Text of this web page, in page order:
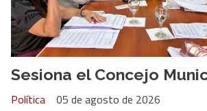
Sesiona el Concejo
Política
05 de agosto de 2026